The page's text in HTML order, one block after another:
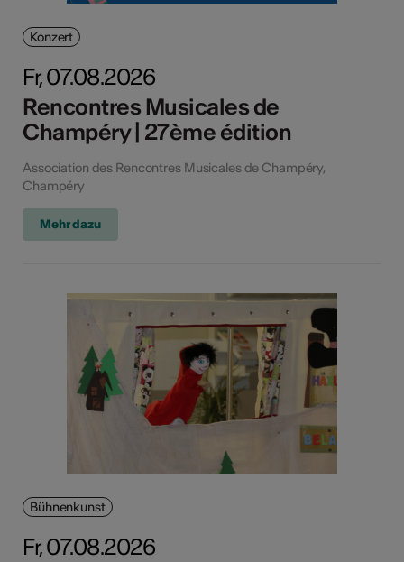
Konzert
Fr, 07.08.2026
Rencontres Musicales de
Champéry | 27ème édition
Association des Rencontres Musicales de Champéry,
Champéry
Mehr dazu
Bühnenkunst
Fr, 07.08.2026